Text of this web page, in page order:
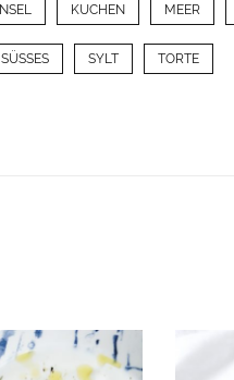
INSEL KUCHEN MEER
SÜSSES SYLT TORTE